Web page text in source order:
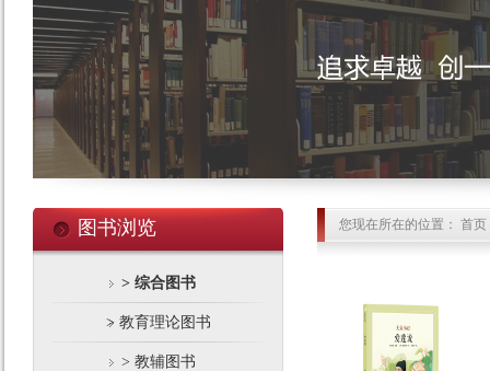
图书浏览
> 综合图书
> 教育理论图书
> 教辅图书
您现在所在的位置： 首